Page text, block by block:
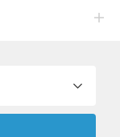
處的肩線設計，不
，展現多變的穿搭